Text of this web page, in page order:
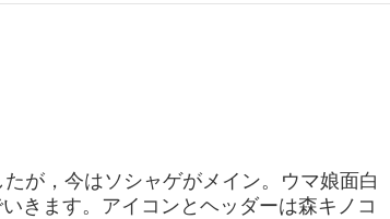
が，今はソシャゲがメイン。ウマ娘面白
きます。アイコンとヘッダーは森キノコ